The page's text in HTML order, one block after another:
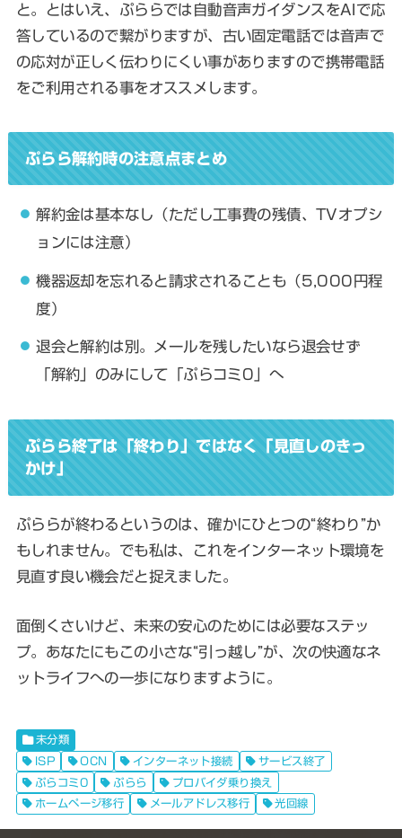
と。とはいえ、ぷららでは自動音声ガイダンスをAIで応
答しているので繋がりますが、古い固定電話では音声で
の応対が正しく伝わりにくい事がありますので携帯電話
をご利用される事をオススメします。
ぷらら解約時の注意点まとめ
解約金は基本なし（ただし工事費の残債、TVオプシ
ョンには注意）
機器返却を忘れると請求されることも（5,000円程
度）
退会と解約は別。メールを残したいなら退会せず
「解約」のみにして「ぷらコミ0」へ
ぷらら終了は「終わり」ではなく「見直しのきっ
かけ」
ぷららが終わるというのは、確かにひとつの“終わり”か
もしれません。でも私は、これをインターネット環境を
見直す良い機会だと捉えました。
面倒くさいけど、未来の安心のためには必要なステッ
プ。あなたにもこの小さな“引っ越し”が、次の快適なネ
ットライフへの一歩になりますように。
未分類
ISP
OCN インターネット接続
サービス終了
ぷらコミ0
ぷらら
プロバイダ乗り換え
ホームページ移行
メールアドレス移行 光回線